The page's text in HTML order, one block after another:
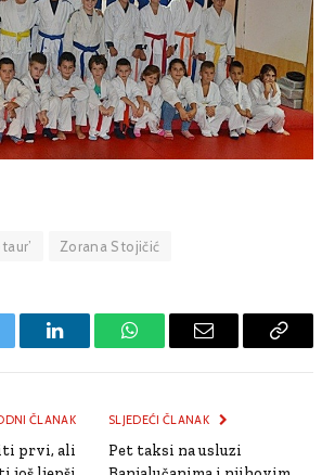
Zorana Stojičić
LinkedInWhatsAppEmail
Copy
ČLANAK
prvi, ali
SLJEDEĆI ČLANAK
Pet taksi na usluzi